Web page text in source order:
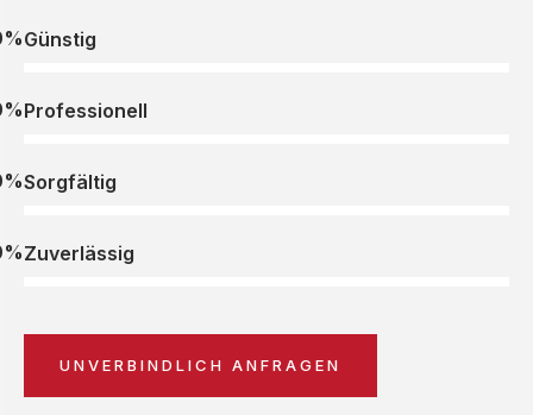
Günstig
Professionell
Sorgfältig
Zuverlässig
UNVERBINDLICH ANFRAGEN